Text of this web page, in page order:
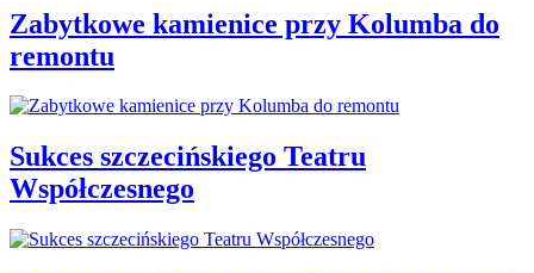
Zabytkowe kamienice przy Kolumba do
remontu
Sukces szczecińskiego Teatru
Współczesnego